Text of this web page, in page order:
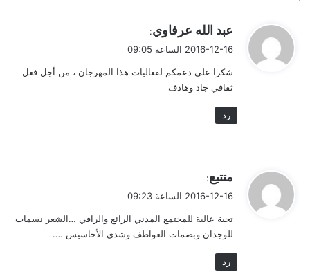
ي
ل
عبد الله عرفاوي:
2016-12-16 الساعة 09:05
شكرا على دعمكم لفعاليات هذا المهرجان ، من أجل فعل
ثقافي جاد وهادف
رد
ل
متتبع:
2016-12-16 الساعة 09:23
تحية عالية للمجتمع المدني الرائع والراقي …الشعر نسمات
للوجدان وبصمات العواطف وشذى الأحاسيس ….
رد